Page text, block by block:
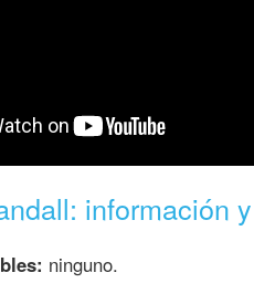
información
ninguno.